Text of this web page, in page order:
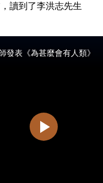
讀到了李洪志先生